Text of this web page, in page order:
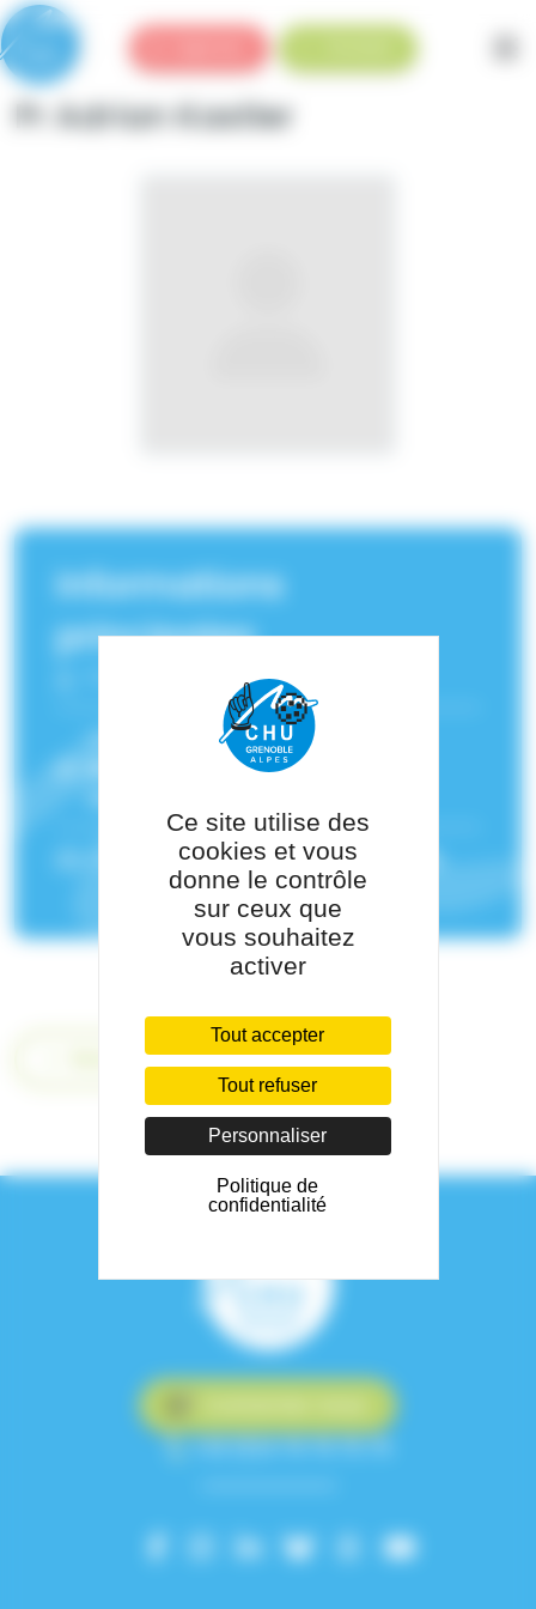
Pr Adrian Kastler
Informations
principales
Neuroradiologue
Service(s) de rattachement :
Neuroradiologie,Imagerie par
Pôle de rattachement :Pôle Imagerie
+33 (0)4 76 76 75 75
Panneau de gestion des cookies
Ce site utilise des
cookies et vous
donne le contrôle
sur ceux que
vous souhaitez
activer
Tout accepter
Tout refuser
Personnaliser
Politique de
confidentialité